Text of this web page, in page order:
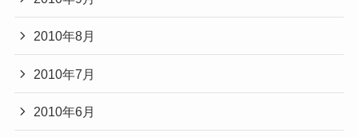
2010年8月
2010年7月
2010年6月